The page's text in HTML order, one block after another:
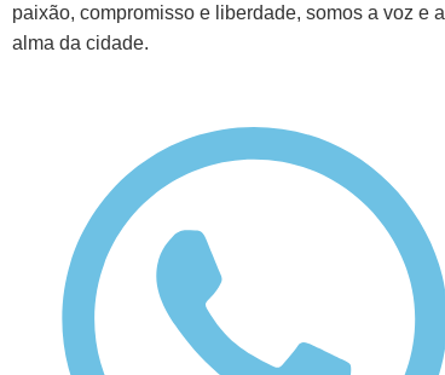
paixão, compromisso e liberdade, somos a voz e a
alma da cidade.